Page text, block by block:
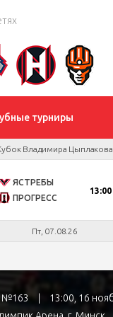
турниры
Владимира Цыплакова
ЯСТРЕБЫ
ПРОГРЕСС
13:00
Пт, 07.08.26
№163
13:00, 16